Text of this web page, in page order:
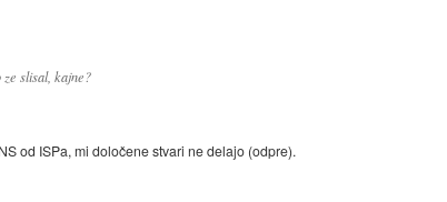
slisal, kajne?
od ISPa, mi določene stvari ne delajo (odpre).